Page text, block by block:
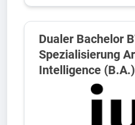
Dualer Bachelor
Spezialisierung
Intelligence (B.A.)